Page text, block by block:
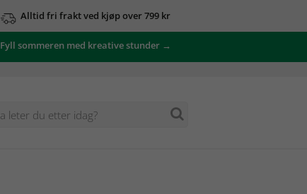
Alltid fri frakt ved kjøp over 799 kr
Fyll sommeren med kreative stunder →